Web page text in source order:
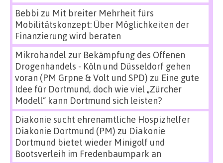
Bebbi zu Mit breiter Mehrheit fürs
Mobilitätskonzept: Über Möglichkeiten der
Finanzierung wird beraten
Mikrohandel zur Bekämpfung des Offenen
Drogenhandels - Köln und Düsseldorf gehen
voran (PM Grpne & Volt und SPD) zu Eine gute
Idee für Dortmund, doch wie viel „Zürcher
Modell“ kann Dortmund sich leisten?
Diakonie sucht ehrenamtliche Hospizhelfer
Diakonie Dortmund (PM) zu Diakonie
Dortmund bietet wieder Minigolf und
Bootsverleih im Fredenbaumpark an